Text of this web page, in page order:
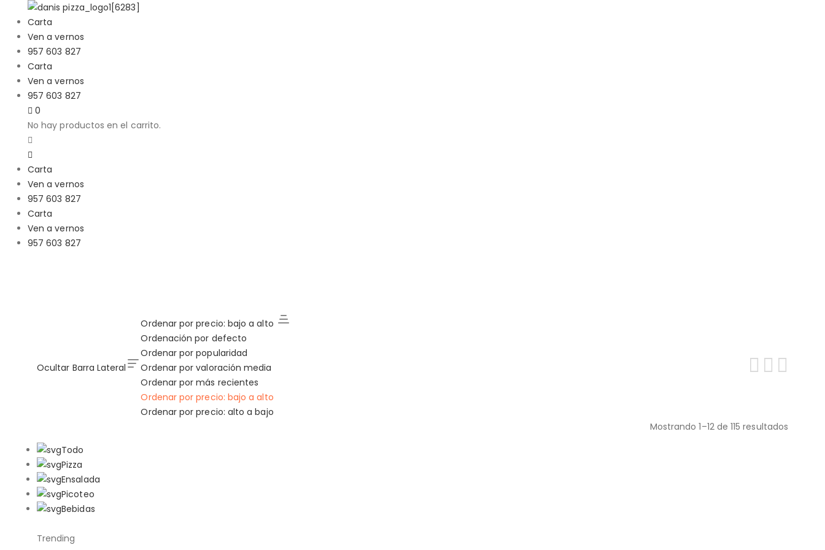
Carta
Ven a vernos
957 603 827
Carta
Ven a vernos
957 603 827
0
No hay productos en el carrito.
Carta
Ven a vernos
957 603 827
Carta
Ven a vernos
957 603 827
Ocultar Barra Lateral
Ordenar por precio: bajo a alto
Ordenación por defecto
Ordenar por popularidad
Ordenar por valoración media
Ordenar por más recientes
Ordenar por precio: bajo a alto
Ordenar por precio: alto a bajo
Mostrando 1–12 de 115 resultados
Todo
Pizza
Ensalada
Picoteo
Bebidas
Trending